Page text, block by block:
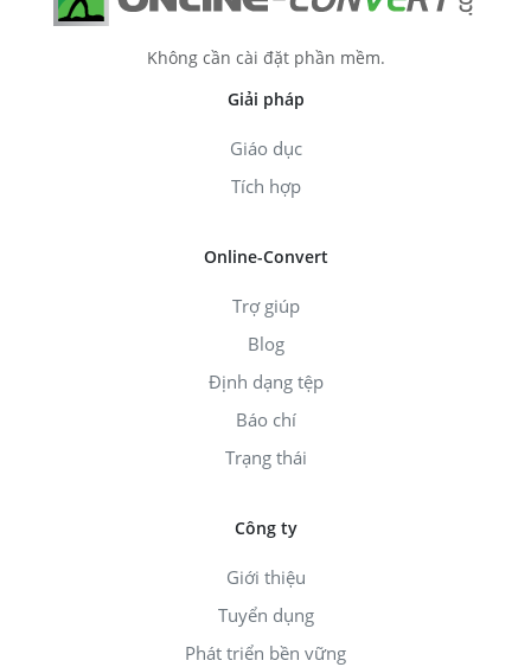
Không cần cài đặt phần mềm.
Giải pháp
Giáo dục
Tích hợp
Online-Convert
Trợ giúp
Blog
Định dạng tệp
Báo chí
Trạng thái
Công ty
Giới thiệu
Tuyển dụng
Phát triển bền vững